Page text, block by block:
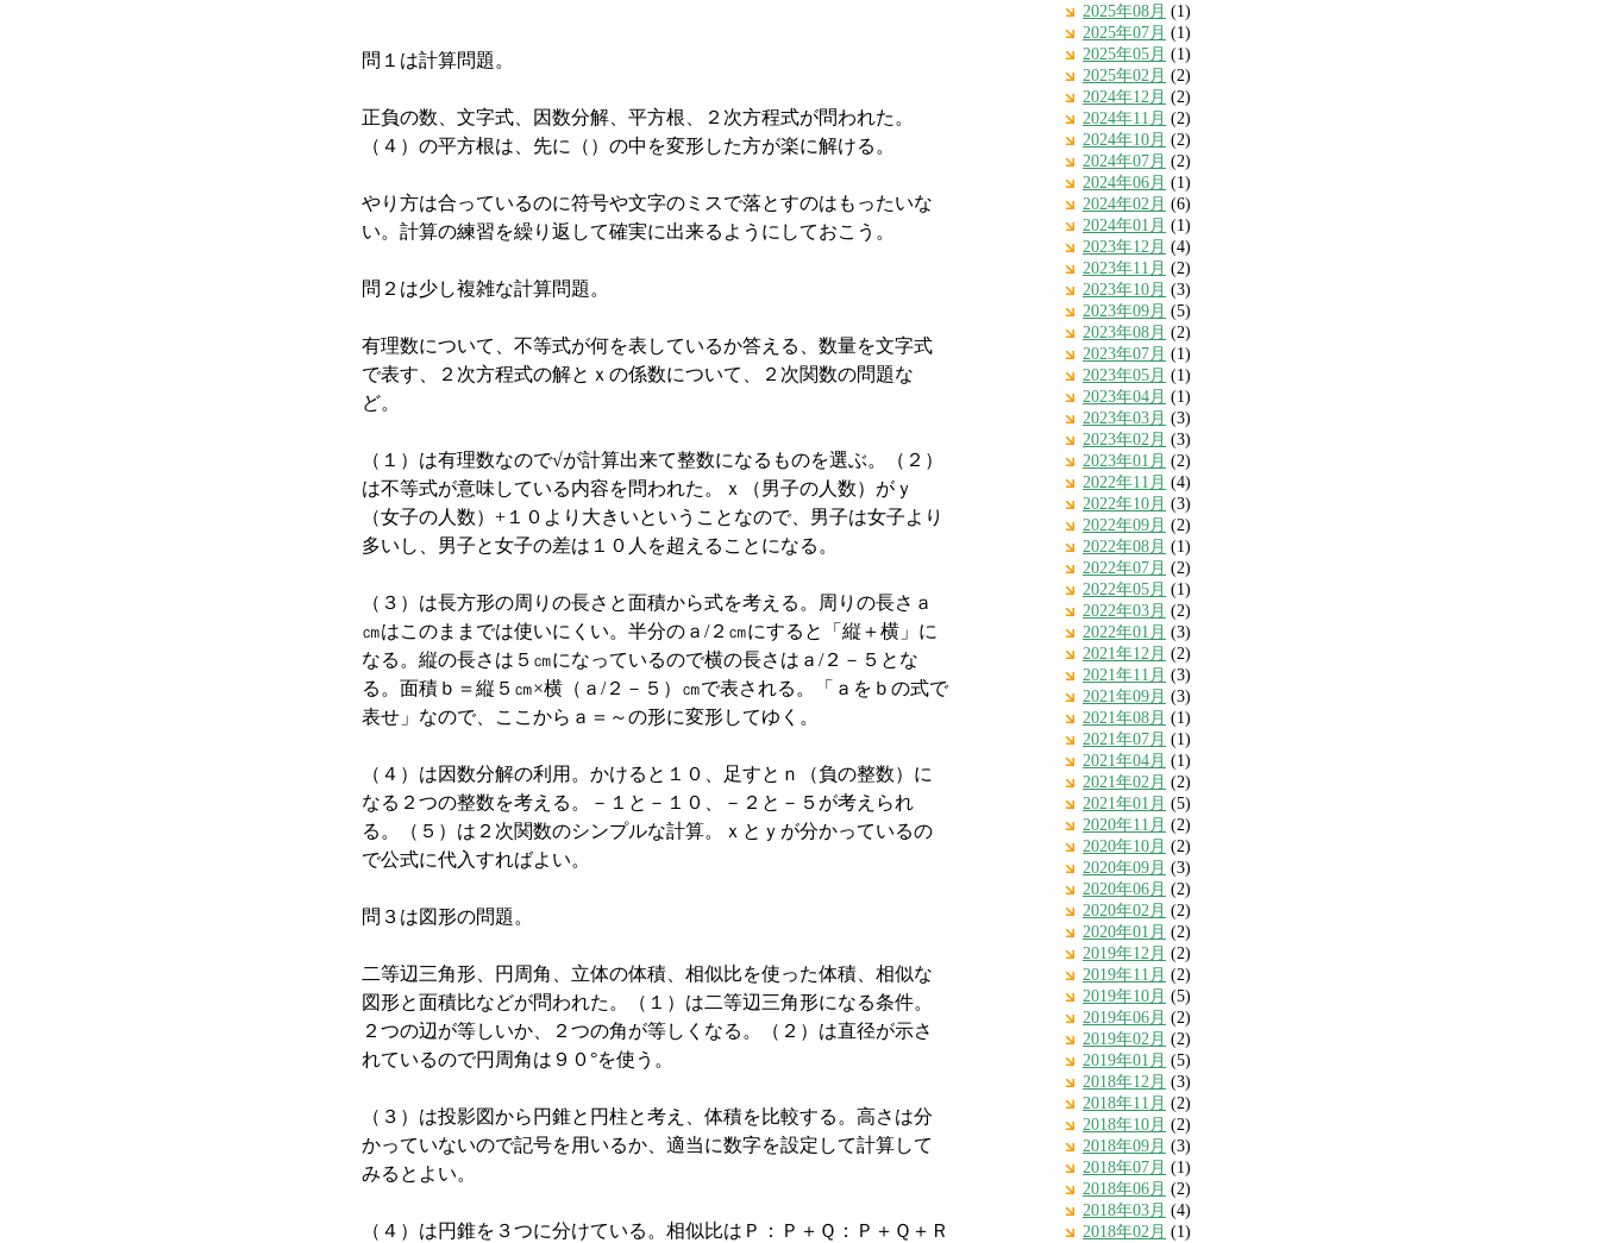
問１は計算問題。
正負の数、文字式、因数分解、平方根、２次方程式が問われた。
（４）の平方根は、先に（）の中を変形した方が楽に解ける。
やり方は合っているのに符号や文字のミスで落とすのはもったいな
い。計算の練習を繰り返して確実に出来るようにしておこう。
問２は少し複雑な計算問題。
有理数について、不等式が何を表しているか答える、数量を文字式
で表す、２次方程式の解とｘの係数について、２次関数の問題な
ど。
（１）は有理数なので√が計算出来て整数になるものを選ぶ。（２）
は不等式が意味している内容を問われた。ｘ（男子の人数）がｙ
（女子の人数）+１０より大きいということなので、男子は女子より
多いし、男子と女子の差は１０人を超えることになる。
（３）は長方形の周りの長さと面積から式を考える。周りの長さａ
㎝はこのままでは使いにくい。半分のａ/２㎝にすると「縦＋横」に
なる。縦の長さは５㎝になっているので横の長さはａ/２－５とな
る。面積ｂ＝縦５㎝×横（ａ/２－５）㎝で表される。「ａをｂの式で
表せ」なので、ここからａ＝～の形に変形してゆく。
（４）は因数分解の利用。かけると１０、足すとｎ（負の整数）に
なる２つの整数を考える。－１と－１０、－２と－５が考えられ
る。（５）は２次関数のシンプルな計算。ｘとｙが分かっているの
で公式に代入すればよい。
問３は図形の問題。
二等辺三角形、円周角、立体の体積、相似比を使った体積、相似な
図形と面積比などが問われた。（１）は二等辺三角形になる条件。
２つの辺が等しいか、２つの角が等しくなる。（２）は直径が示さ
れているので円周角は９０°を使う。
（３）は投影図から円錐と円柱と考え、体積を比較する。高さは分
かっていないので記号を用いるか、適当に数字を設定して計算して
みるとよい。
（４）は円錐を３つに分けている。相似比はＰ：Ｐ＋Ｑ：Ｐ＋Ｑ＋Ｒ
2025年08月 (1)
2025年07月 (1)
2025年05月 (1)
2025年02月 (2)
2024年12月 (2)
2024年11月 (2)
2024年10月 (2)
2024年07月 (2)
2024年06月 (1)
2024年02月 (6)
2024年01月 (1)
2023年12月 (4)
2023年11月 (2)
2023年10月 (3)
2023年09月 (5)
2023年08月 (2)
2023年07月 (1)
2023年05月 (1)
2023年04月 (1)
2023年03月 (3)
2023年02月 (3)
2023年01月 (2)
2022年11月 (4)
2022年10月 (3)
2022年09月 (2)
2022年08月 (1)
2022年07月 (2)
2022年05月 (1)
2022年03月 (2)
2022年01月 (3)
2021年12月 (2)
2021年11月 (3)
2021年09月 (3)
2021年08月 (1)
2021年07月 (1)
2021年04月 (1)
2021年02月 (2)
2021年01月 (5)
2020年11月 (2)
2020年10月 (2)
2020年09月 (3)
2020年06月 (2)
2020年02月 (2)
2020年01月 (2)
2019年12月 (2)
2019年11月 (2)
2019年10月 (5)
2019年06月 (2)
2019年02月 (2)
2019年01月 (5)
2018年12月 (3)
2018年11月 (2)
2018年10月 (2)
2018年09月 (3)
2018年07月 (1)
2018年06月 (2)
2018年03月 (4)
2018年02月 (1)